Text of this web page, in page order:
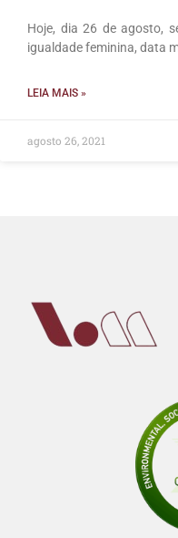
Hoje, dia 26 de agosto,
igualdade feminina, data
LEIA MAIS »
agosto 26, 2021